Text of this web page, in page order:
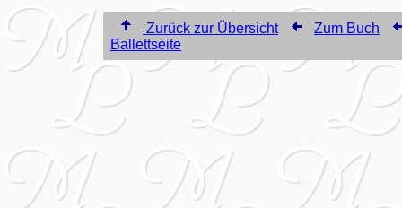
Zurück zur Übersicht
Zum Buch
Ballettseite